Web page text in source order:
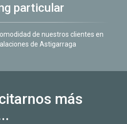
particular
de nuestros clientes en
de Astigarraga
más